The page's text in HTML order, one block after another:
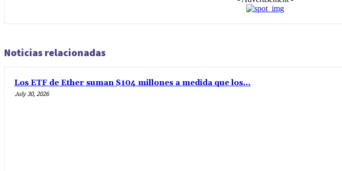
Noticias relacionadas
Los ETF de Ether suman $104 millones a medida que los...
July 30, 2026